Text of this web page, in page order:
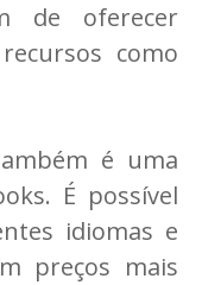
de oferecer
como
é uma
É possível
idiomas e
preços mais